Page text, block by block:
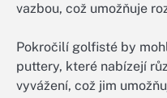
vazbou, což umožňuje
Pokročilí golfisté by
puttery, které nabízejí
vyvážení, což jim